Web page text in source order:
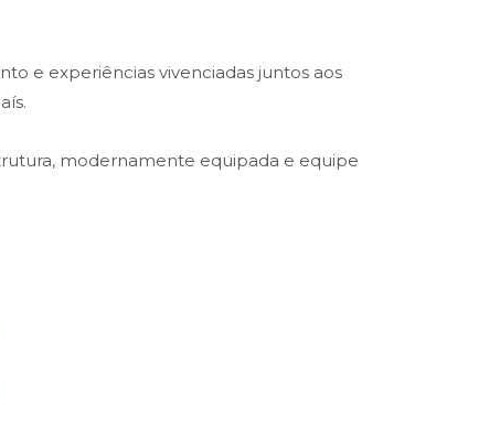
e experiências vivenciadas juntos aos
modernamente equipada e equipe